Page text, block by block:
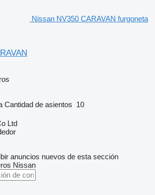
Nissan NV350 CARAVAN furgoneta
Cantidad de asientos 10
Ltd
anuncios nuevos de esta sección
Nissan